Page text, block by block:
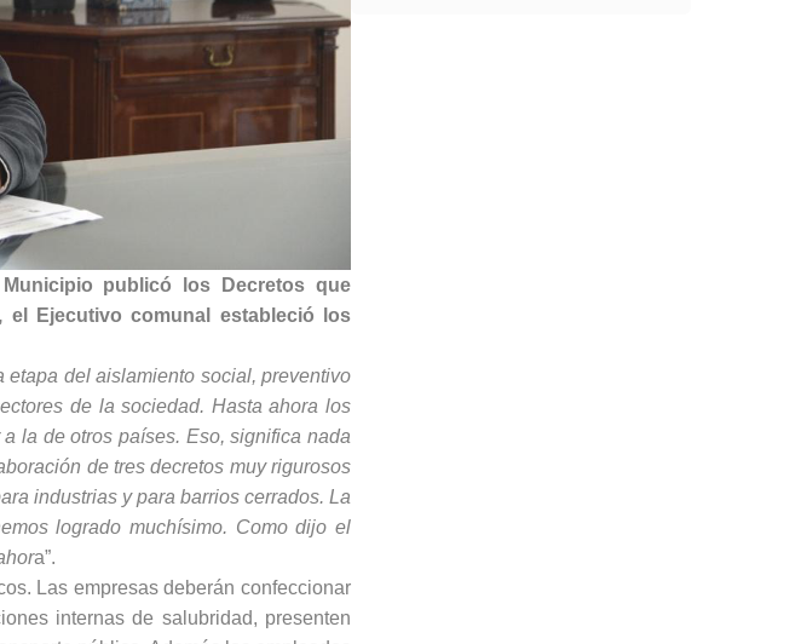
publicó los Decretos que
el Ejecutivo comunal estableció los
etapa del aislamiento social, preventivo
de la sociedad. Hasta ahora los
la de otros países. Eso, significa nada
de tres decretos muy rigurosos
industrias y para barrios cerrados. La
logrado muchísimo. Como dijo el
a”.
Las empresas deberán confeccionar
internas de salubridad, presenten